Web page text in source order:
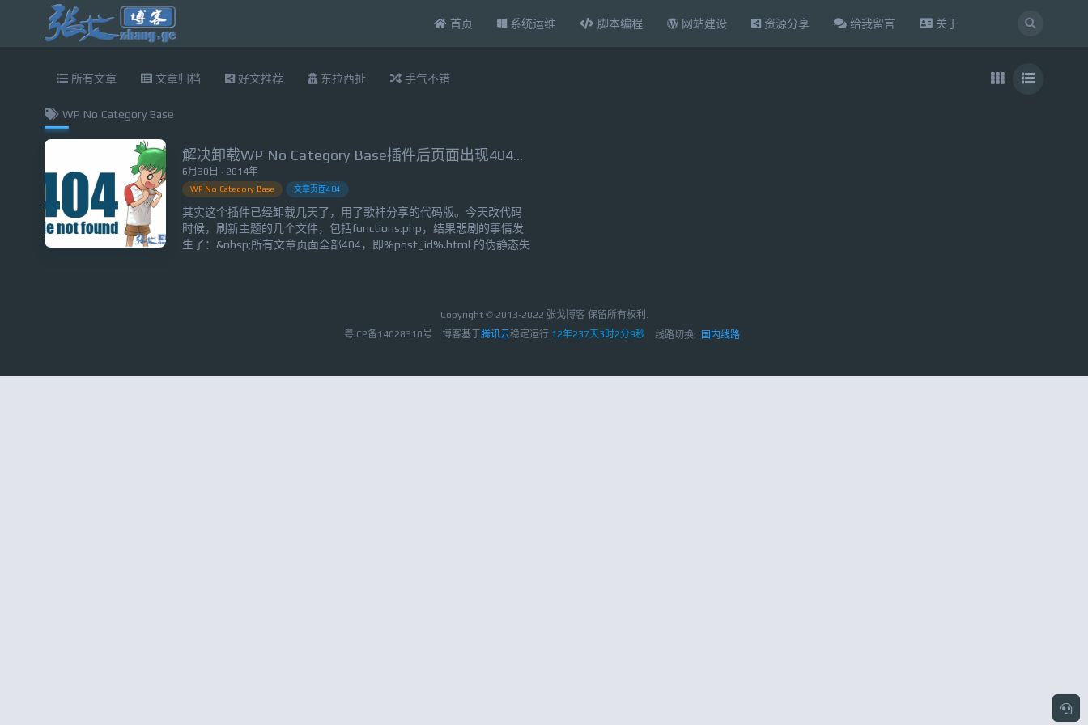
首页 系统运维 脚本编程 网站建设 资源分享 给我留言 关于
所有文章 文章归档 好文推荐 东拉西扯 手气不错
WP No Category Base
6月30日 · 2014年
解决卸载WP No Category Base插件后页面出现404的问题
WP No Category Base 文章页面404
其实这个插件已经卸载几天了，用了歌神分享的代码版。今天改代码
时候，刷新主题的几个文件，包括functions.php，结果悲剧的事情发
生了：&nbsp;所有文章页面全部404，即%post_id%.html 的伪静态失
Copyright © 2013-2022 张戈博客 保留所有权利.
粤ICP备14028310号
博客基于腾讯云稳定运行 12年237天3时2分9秒 线路切换: 国内线路